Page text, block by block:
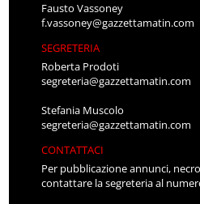
Fausto Vassoney
f.vassoney@gazzettamatin.com
SEGRETERIA
Roberta Prodoti
segreteria@gazzettamatin.com
Stefania Muscolo
segreteria@gazzettamatin.com
CONTATTACI
Per pubblicazione annunci,
contattare la segreteria al